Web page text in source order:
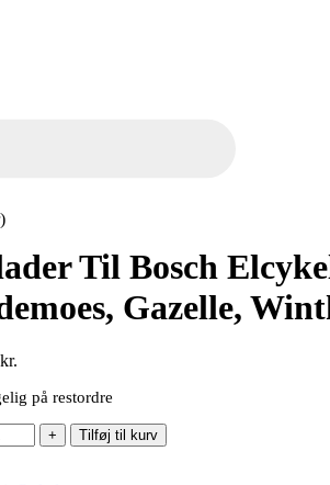
Til Bosch
Gazelle,
kr.
på restordre
Tilføj til kurv